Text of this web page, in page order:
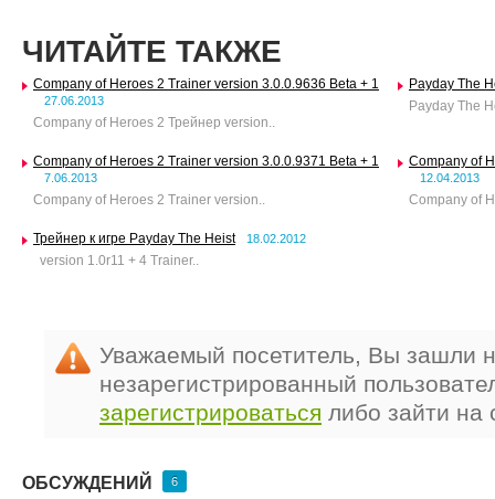
ЧИТАЙТЕ ТАКЖЕ
Company of Heroes 2 Trainer version 3.0.0.9636 Beta + 1
27.06.2013
Company of Heroes 2 Трейнер version..
Payday The
Payday The
Company of Heroes 2 Trainer version 3.0.0.9371 Beta + 1
7.06.2013
Company of Heroes 2 Trainer version..
Company of
12.04.2013
Company of
Трейнер к игре Payday The Heist 18.02.2012
version 1.0r11 + 4 Trainer..
Уважаемый посетитель, Вы зашли
незарегистрированный
зарегистрироваться либо зайти на
ОБСУЖДЕНИЙ 6